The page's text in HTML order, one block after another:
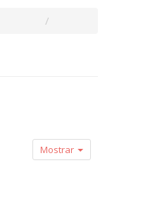
Mostrar